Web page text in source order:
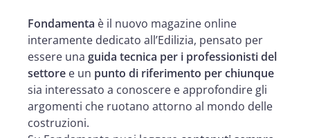
Fondamenta è il nuovo magazine online
interamente dedicato all’Edilizia, pensato per
essere una guida tecnica per i professionisti del
settore e un punto di riferimento per chiunque
sia interessato a conoscere e approfondire gli
argomenti che ruotano attorno al mondo delle
costruzioni.